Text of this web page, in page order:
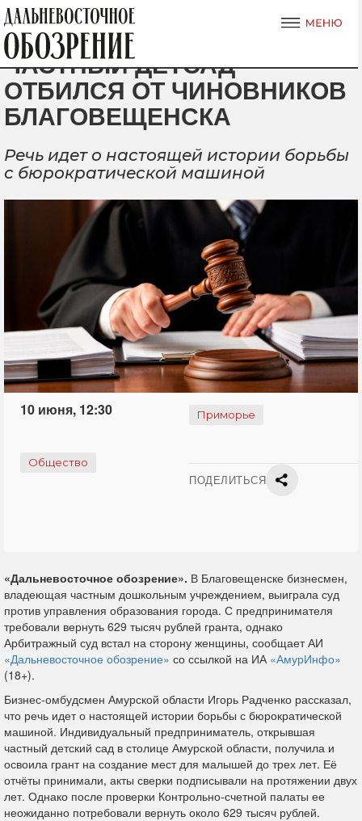
ЧАСТНЫЙ ДЕТСАД
ОТБИЛСЯ ОТ ЧИНОВНИКОВ
БЛАГОВЕЩЕНСКА
Речь идет о настоящей истории борьбы
с бюрократической машиной
10 июня, 12:30 Приморье
Общество
ПОДЕЛИТЬСЯ
«Дальневосточное обозрение». В Благовещенске бизнесмен,
владеющая частным дошкольным учреждением, выиграла суд
против управления образования города. С предпринимателя
требовали вернуть 629 тысяч рублей гранта, однако
Арбитражный суд встал на сторону женщины, сообщает АИ
«Дальневосточное обозрение» со ссылкой на ИА «АмурИнфо»
(18+).
Бизнес-омбудсмен Амурской области Игорь Радченко рассказал,
что речь идет о настоящей истории борьбы с бюрократической
машиной. Индивидуальный предприниматель, открывшая
частный детский сад в столице Амурской области, получила и
освоила грант на создание мест для малышей до трех лет. Её
отчёты принимали, акты сверки подписывали на протяжении двух
лет. Однако после проверки Контрольно-счетной палаты ее
неожиданно потребовали вернуть около 629 тысяч рублей.